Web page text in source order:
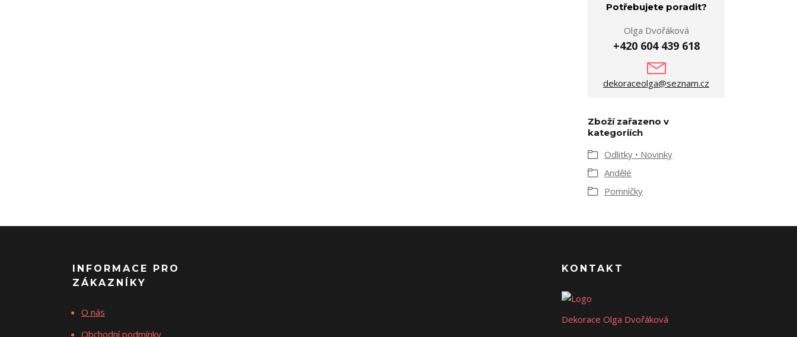
Potřebujete poradit?
Olga Dvořáková
+420 604 439 618
dekoraceolga@seznam.cz
Zboží zařazeno v
kategoriích
Odlitky • Novinky
Andělé
Pomníčky
INFORMACE PRO
ZÁKAZNÍKY
O nás
Obchodní podmínky
KONTAKT
Dekorace Olga Dvořáková